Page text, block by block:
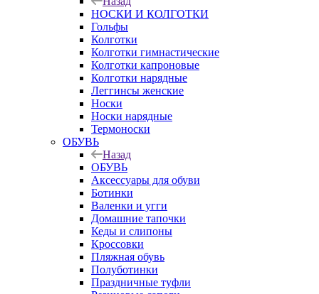
НОСКИ И КОЛГОТКИ
Гольфы
Колготки
Колготки гимнастические
Колготки капроновые
Колготки нарядные
Леггинсы женские
Носки
Носки нарядные
Термоноски
ОБУВЬ
Назад
ОБУВЬ
Аксессуары для обуви
Ботинки
Валенки и угги
Домашние тапочки
Кеды и слипоны
Кроссовки
Пляжная обувь
Полуботинки
Праздничные туфли